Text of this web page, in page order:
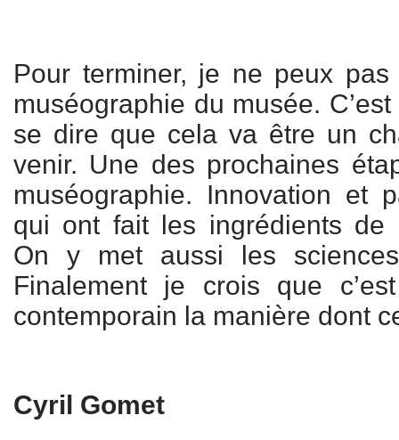
Pour terminer, je ne peux
muséographie du musée.
se dire que cela va être un
venir. Une des prochaines
muséographie. Innovation et
qui ont fait les ingrédients de
On y met aussi les
Finalement je crois que
contemporain la manière dont
Cyril Gomet